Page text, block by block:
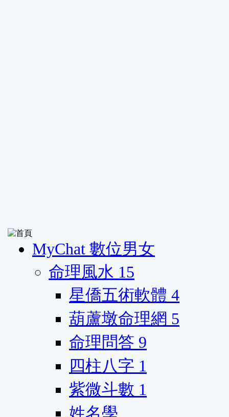
MyChat 數位男女
命理風水 15
星僑五術軟體 4
葫蘆墩命理網 5
命理問答 9
四柱八字 1
紫微斗數 1
姓名學